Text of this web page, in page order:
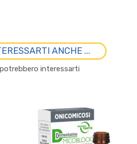
ANCHE ...
interessarti